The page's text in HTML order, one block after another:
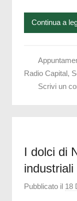
Continua a
Radio Capital,
Scrivi un
I dolci di
industriali
Pubblicato il 18